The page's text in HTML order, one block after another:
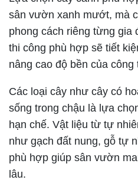
sân vườn xanh mướt, mà
phong cách riêng từng gia
thi công phù hợp sẽ tiết
nâng cao độ bền của công
Các loại cây như cây có
sống trong chậu là lựa
hạn chế. Vật liệu từ tự
như gạch đất nung, gỗ tự
phù hợp giúp sân vườn
lâu.